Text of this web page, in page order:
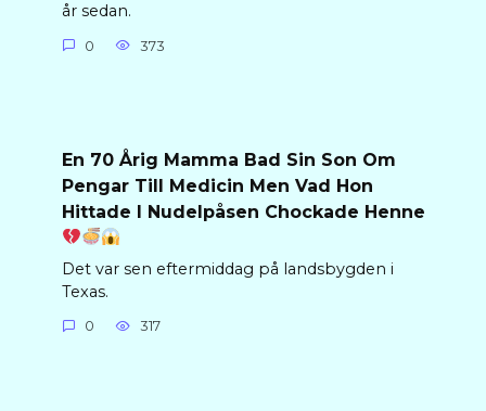
år sedan.
0 373
En 70 Årig Mamma Bad Sin Son Om
Pengar Till Medicin Men Vad Hon
Hittade I Nudelpåsen Chockade Henne
Det var sen eftermiddag på landsbygden i
Texas.
0 317